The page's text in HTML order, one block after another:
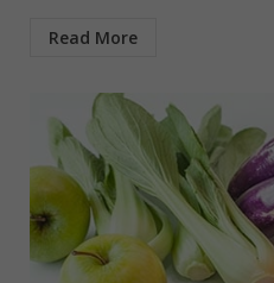
Read More